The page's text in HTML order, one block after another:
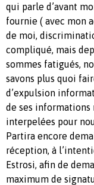
qui parle d’avant
fournie ( avec mon
de moi,
compliqué, mais
sommes fatigués,
savons plus quoi
d’expulsion
de ses informations
interpelées pour
Partira encore
réception, à
Estrosi, afin de
maximum de